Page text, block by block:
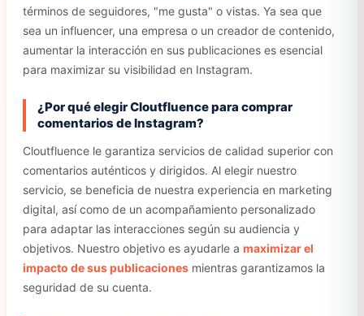
términos de seguidores, "me gusta" o vistas. Ya sea que
sea un influencer, una empresa o un creador de contenido,
aumentar la interacción en sus publicaciones es esencial
para maximizar su visibilidad en Instagram.
¿Por qué elegir Cloutfluence para comprar
comentarios de Instagram?
Cloutfluence le garantiza servicios de calidad superior con
comentarios auténticos y dirigidos. Al elegir nuestro
servicio, se beneficia de nuestra experiencia en marketing
digital, así como de un acompañamiento personalizado
para adaptar las interacciones según su audiencia y
objetivos. Nuestro objetivo es ayudarle a maximizar el
impacto de sus publicaciones mientras garantizamos la
seguridad de su cuenta.